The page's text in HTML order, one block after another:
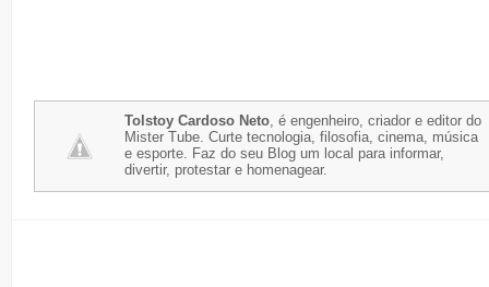
Tolstoy Cardoso Neto, é engenheiro, criador e editor do
Mister Tube. Curte tecnologia, filosofia, cinema, música
e esporte. Faz do seu Blog um local para informar,
divertir, protestar e homenagear.